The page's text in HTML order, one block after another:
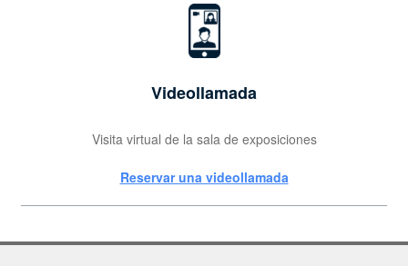
Videollamada
Visita virtual de la sala de exposiciones
Reservar una videollamada